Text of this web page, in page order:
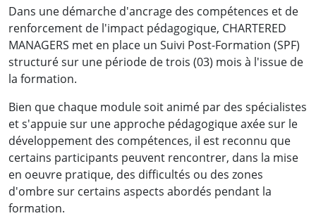
Dans une démarche d'ancrage des compétences et de
renforcement de l'impact pédagogique, CHARTERED
MANAGERS met en place un Suivi Post-Formation (SPF)
structuré sur une période de trois (03) mois à l'issue de
la formation.
Bien que chaque module soit animé par des spécialistes
et s'appuie sur une approche pédagogique axée sur le
développement des compétences, il est reconnu que
certains participants peuvent rencontrer, dans la mise
en oeuvre pratique, des difficultés ou des zones
d'ombre sur certains aspects abordés pendant la
formation.